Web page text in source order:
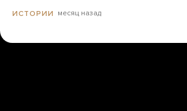
ИСТОРИИ месяц назад